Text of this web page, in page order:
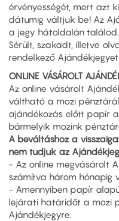
érvényességét, mert azt
dátumig váltjuk be! Az
a jegy hátoldalán találod.
Sérült, szakadt, illetve
rendelkező
ONLINE VÁSÁROLT
Az online vásárolt
váltható a mozi
ajándékozás előtt papír
bármelyik mozink
A beváltáshoz a
nem tudjuk az
- Az online megvásárolt
számítva három hónapig
- Amennyiben papír
lejárati határidőt a mozi
Ajándékjegyre.